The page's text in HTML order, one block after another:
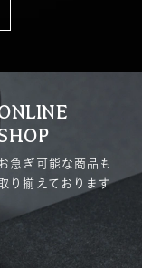
急ぎ可能な商品も
り揃えております